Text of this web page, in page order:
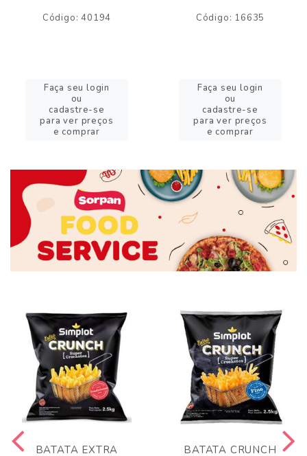
Código: 40194
Faça seu login
ou
cadastre-se
para ver preços
e comprar
Código: 16635
Faça seu login
ou
cadastre-se
para ver preços
e comprar
BATATA EXTRA
BATATA CRUNCH